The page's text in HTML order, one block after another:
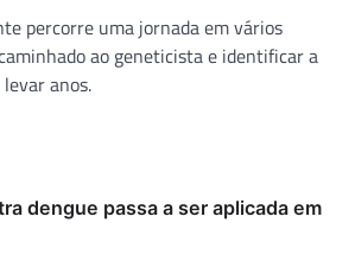
percorre uma jornada em vários
ao geneticista e identificar a
anos.
dengue passa a ser aplicada em